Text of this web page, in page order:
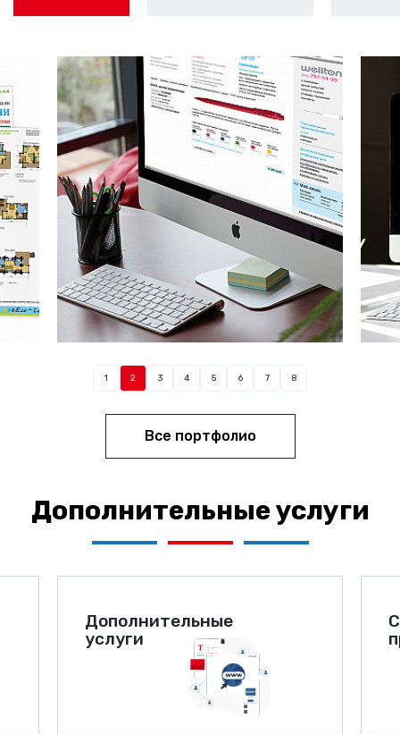
1 2 3 4 5 6 7 8
Все портфолио
Дополнительные услуги
Дополнительные
услуги